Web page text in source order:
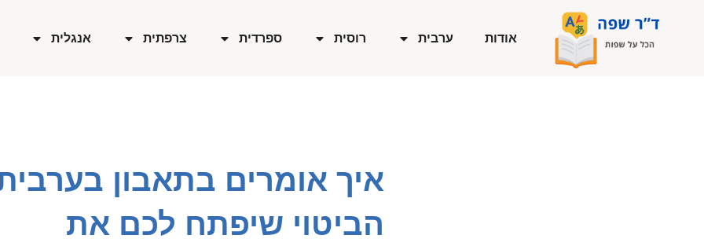
אודות ערבית רוסית ספרדית צרפתית אנגלית
איך אומרים בתאבון
הביטוי שיפתח לכם את